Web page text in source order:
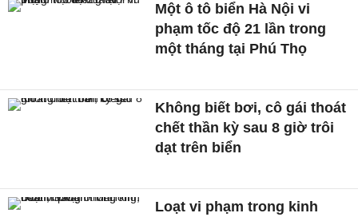
Một ô tô biển Hà Nội vi
phạm tốc độ 21 lần trong
một tháng tại Phú Thọ
Không biết bơi, cô gái thoát
chết thần kỳ sau 8 giờ trôi
dạt trên biển
Loạt vi phạm trong kinh